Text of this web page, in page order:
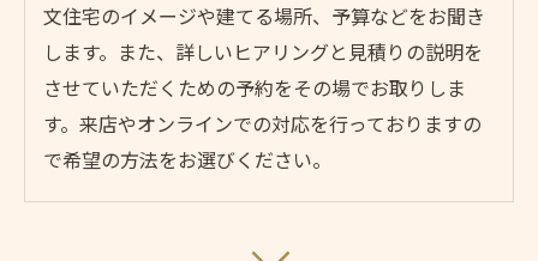
文住宅のイメージや建てる場所、予算などをお聞き
します。また、詳しいヒアリングと見積りの説明を
させていただくための予約をその場でお取りしま
す。来店やオンラインでの対応を行っておりますの
で希望の方法をお選びください。